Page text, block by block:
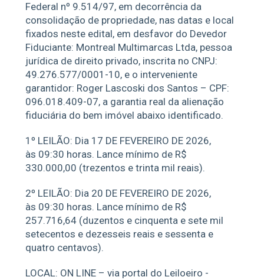
Federal nº 9.514/97, em decorrência da
consolidação de propriedade, nas datas e local
fixados neste edital, em desfavor do Devedor
Fiduciante: Montreal Multimarcas Ltda, pessoa
jurídica de direito privado, inscrita no CNPJ:
49.276.577/0001-10, e o interveniente
garantidor: Roger Lascoski dos Santos – CPF:
096.018.409-07, a garantia real da alienação
fiduciária do bem imóvel abaixo identificado.
1º LEILÃO: Dia 17 DE FEVEREIRO DE 2026,
às 09:30 horas. Lance mínimo de R$
330.000,00 (trezentos e trinta mil reais).
2º LEILÃO: Dia 20 DE FEVEREIRO DE 2026,
às 09:30 horas. Lance mínimo de R$
257.716,64 (duzentos e cinquenta e sete mil
setecentos e dezesseis reais e sessenta e
quatro centavos).
LOCAL: ON LINE – via portal do Leiloeiro -